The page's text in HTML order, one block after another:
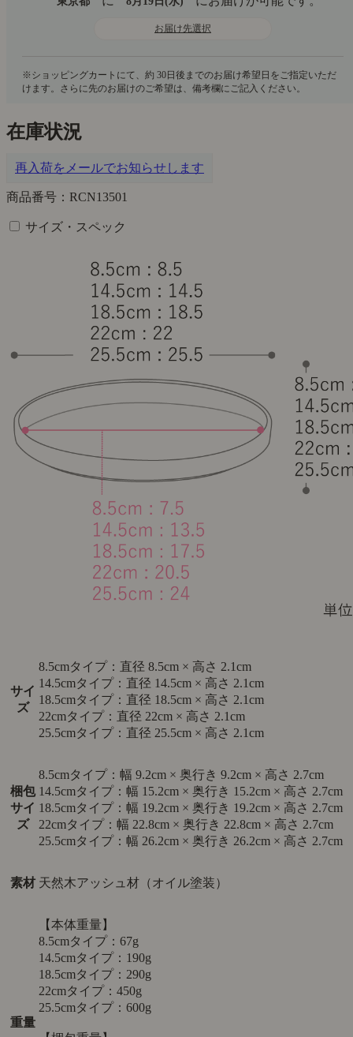
お届け先選択
在庫状況
再入荷をメールでお知らせします
商品番号：RCN13501
サイズ・スペック
サイ
ズ
8.5cmタイプ：直径 8.5cm × 高さ 2.1cm
14.5cmタイプ：直径 14.5cm × 高さ 2.1cm
18.5cmタイプ：直径 18.5cm × 高さ 2.1cm
22cmタイプ：直径 22cm × 高さ 2.1cm
25.5cmタイプ：直径 25.5cm × 高さ 2.1cm
梱包
サイ
ズ
8.5cmタイプ：幅 9.2cm × 奥行き 9.2cm × 高さ 2.7cm
14.5cmタイプ：幅 15.2cm × 奥行き 15.2cm × 高さ 2.7cm
18.5cmタイプ：幅 19.2cm × 奥行き 19.2cm × 高さ 2.7cm
22cmタイプ：幅 22.8cm × 奥行き 22.8cm × 高さ 2.7cm
25.5cmタイプ：幅 26.2cm × 奥行き 26.2cm × 高さ 2.7cm
素材 天然木アッシュ材（オイル塗装）
重量
【本体重量】
8.5cmタイプ：67g
14.5cmタイプ：190g
18.5cmタイプ：290g
22cmタイプ：450g
25.5cmタイプ：600g